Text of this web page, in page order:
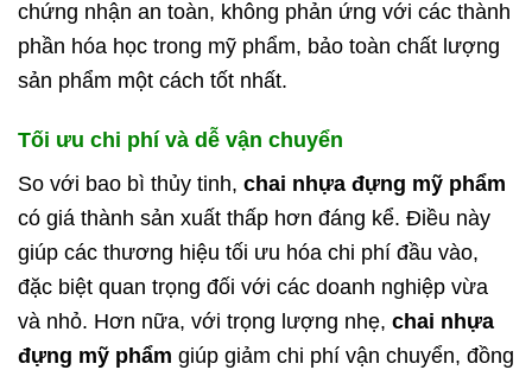
chứng nhận an toàn, không phản ứng với các thành
phần hóa học trong mỹ phẩm, bảo toàn chất lượng
sản phẩm một cách tốt nhất.
Tối ưu chi phí và dễ vận chuyển
So với bao bì thủy tinh, chai nhựa đựng mỹ phẩm
có giá thành sản xuất thấp hơn đáng kể. Điều này
giúp các thương hiệu tối ưu hóa chi phí đầu vào,
đặc biệt quan trọng đối với các doanh nghiệp vừa
và nhỏ. Hơn nữa, với trọng lượng nhẹ, chai nhựa
đựng mỹ phẩm giúp giảm chi phí vận chuyển, đồng